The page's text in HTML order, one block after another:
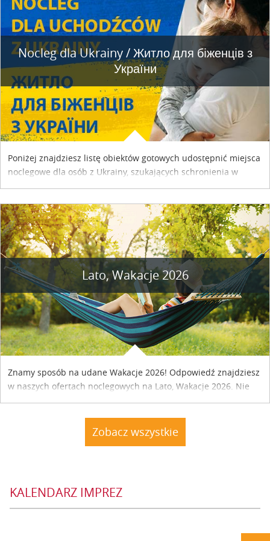
Nocleg dla Ukrainy / Житло для бiженцiв з
України
Poniżej znajdziesz listę obiektów gotowych udostępnić miejsca
noclegowe dla osób z Ukrainy, szukających schronienia w
Lato, Wakacje 2026
Znamy sposób na udane Wakacje 2026! Odpowiedź znajdziesz
w naszych ofertach noclegowych na Lato, Wakacje 2026. Nie
zwlekaj atrakcyjne noclegi czekają...
Zobacz wszystkie
KALENDARZ IMPREZ